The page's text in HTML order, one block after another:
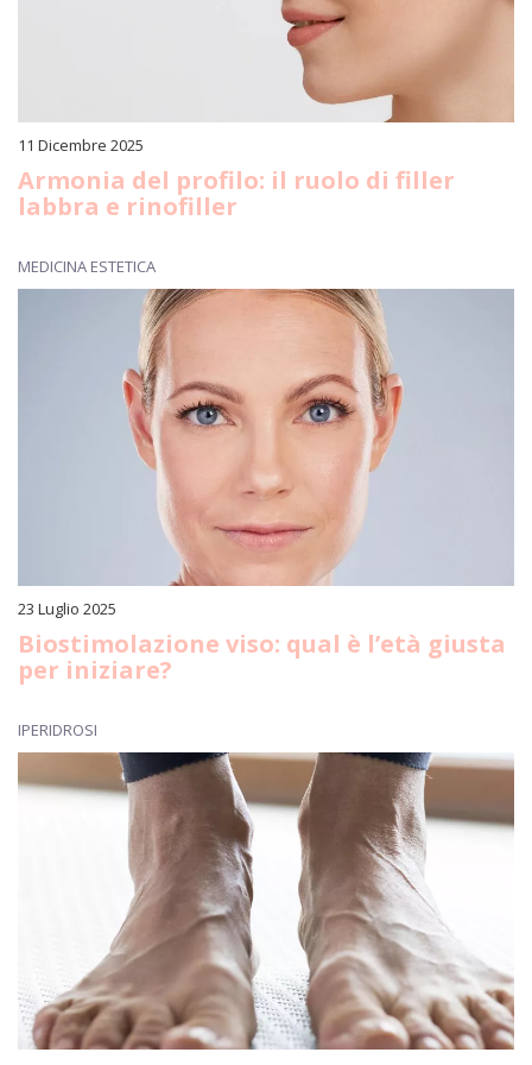
11 Dicembre 2025
Armonia del profilo: il ruolo di filler
labbra e rinofiller
MEDICINA ESTETICA
23 Luglio 2025
Biostimolazione viso: qual è l’età giusta
per iniziare?
IPERIDROSI